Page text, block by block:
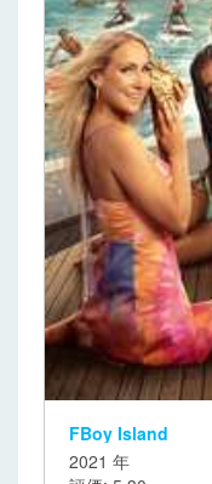
FBoy Island
2021 年